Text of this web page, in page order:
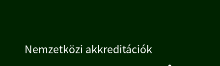
Nemzetközi akkreditációk